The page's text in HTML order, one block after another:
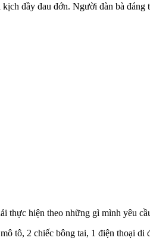
đầy đau đớn. Người đàn bà
hiện theo những gì mình yêu
2 chiếc bông tai, 1 điện thoại di